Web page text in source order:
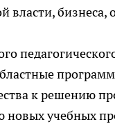
власти,
к решению
новых учебных